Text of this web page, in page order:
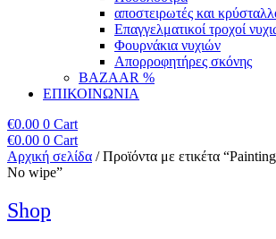
αποστειρωτές και
Επαγγελματικοί τροχοί
Φουρνάκια νυχιών
Απορροφητήρες σκόνης
BAZAAR %
ΕΠΙΚΟΙΝΩΝΙΑ
€0.00 0 Cart
€0.00 0 Cart
Αρχική σελίδα / Προϊόντα με ετικέτα
No wipe”
Shop